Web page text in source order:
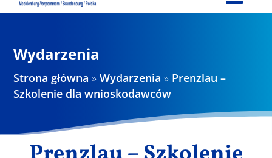
Projekty
Wyniki
Wydarzenia
Strona główna »Wydarzenia » Prenzlau –
Szkolenie dla wnioskodawców